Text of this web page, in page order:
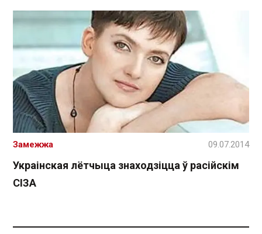
Украінская лётчыца знаходзіцца ў расійскім
СІЗА
Замежжа 09.07.2014